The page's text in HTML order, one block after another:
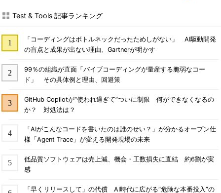
Test & Tools 記事ランキング
「コーディングはボトルネックだったためしがない」 AI駆動開発
の盲点と成果が出ない理由、Gartnerが明かす
99％の組織が直面「バイブコーディングが量産する脆弱なコー
ド」 その具体例と理由、回避策
GitHub Copilotが“使われ過ぎて”ついに制限 何ができなくなるの
か？ 対処法は？
「AIがこんなコードを書いたのは誰のせい？」が分かるオープン仕
様「Agent Trace」が変える開発現場の未来
低品質ソフトウェアは売上減、機会・工数損失に直結 約6割が実
感
「早くリリースして」の代償 AI時代に広がる“危険な本番投入”の